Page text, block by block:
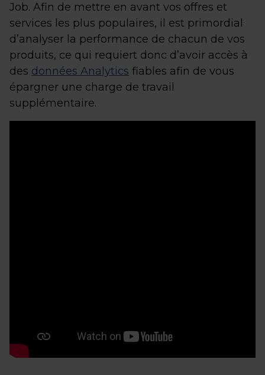
Job. Afin de mettre en avant vos offres et
services les plus populaires, il est primordial
d’analyser la performance de chacun de vos
produits, ce qui requiert donc d’avoir accès à
des données Analytics fiables afin de vous
épargner une charge de travail
supplémentaire.